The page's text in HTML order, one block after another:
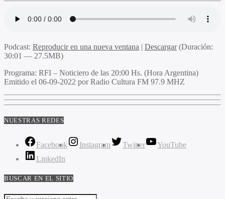
Podcast: Reproducir en una nueva ventana | Descargar(Duración:
30:01 — 27.5MB)
Programa: RFI – Noticiero de las 20:00 Hs. (Hora Argentina)
Emitido el 06-09-2022 por Radio Cultura FM 97.9 MHZ
NUESTRAS REDES
Facebook Instagram Twitter
YouTube
LinkedIn
BUSCAR EN EL SITIO